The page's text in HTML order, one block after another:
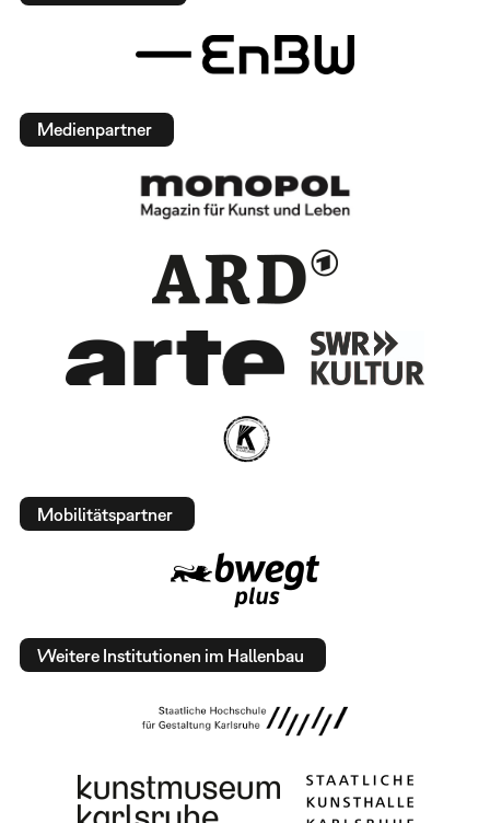
Medienpartner
Mobilitätspartner
Weitere Institutionen im Hallenbau